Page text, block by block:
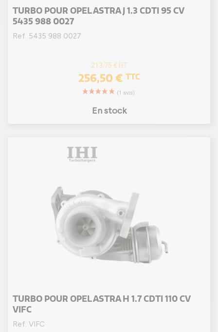
TURBO POUR OPEL ASTRA J 1.3 CDTI 95 CV
5435 988 0027
Ref. 5435 988 0027
213,75 € HT
256,50 € TTC
En stock
TURBO POUR OPEL ASTRA H 1.7 CDTI 110 CV
VIFC
Ref. VIFC